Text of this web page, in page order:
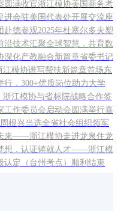
圆满收官浙江模协美国商务考
进会驻美国代表处开展交流座
德参观2025年杜塞尔多夫塑
沿技术汇聚全球智慧，共育数
深化产教融合新篇章省委书记
江模协谱写帮扶新篇章首场东
，300+优质岗位助力大学
浙江模协与省标院战略合作签
工作委员会启动会圆满举行喜
根兴当选全省社会组织领军
来——浙江模协走进龙泉住龙
想，认证铸就人才——浙江模
认定（台州考点）顺利结束